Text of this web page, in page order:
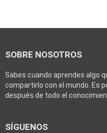
SOBRE NOSOTROS
Sabes cuando aprendes algo
compartirlo con el mundo. Es
después de todo el
SÍGUENOS